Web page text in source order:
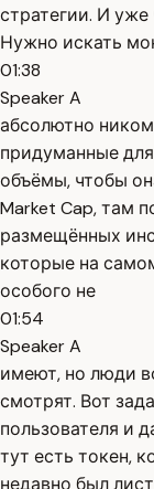
стратегии. И уже
Нужно искать
01:38
Speaker A
абсолютно
придуманные
объёмы, чтобы
Market Cap, там
размещённых
которые на
особого не
01:54
Speaker A
имеют, но люди
смотрят. Вот
пользователя и
тут есть токен,
недавно был